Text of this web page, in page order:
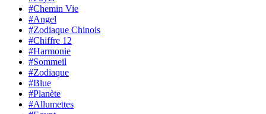
#Chemin Vie
#Angel
#Zodiaque Chinois
#Chiffre 12
#Harmonie
#Sommeil
#Zodiaque
#Blue
#Planète
#Allumettes